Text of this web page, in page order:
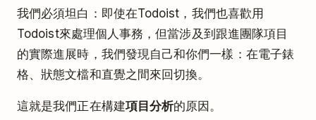
我們必須坦白：即使在Todoist，我們也喜歡用
Todoist來處理個人事務，但當涉及到跟進團隊項目
的實際進展時，我們發現自己和你們一樣：在電子錶
格、狀態文檔和直覺之間來回切換。
這就是我們正在構建項目分析的原因。